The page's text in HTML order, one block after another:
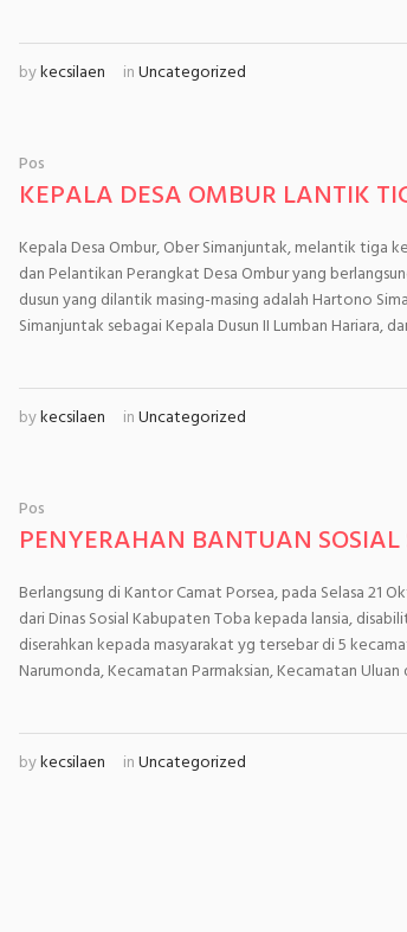
bykecsilaen inUncategorized
Pos
KEPALA DESA OMBUR LANTIK
Kepala Desa Ombur, Ober Simanjuntak, melantik tiga
dan Pelantikan Perangkat Desa Ombur yang
dusun yang dilantik masing-masing adalah Hartono
Simanjuntak sebagai Kepala Dusun II Lumban Hariara,
bykecsilaen inUncategorized
Pos
PENYERAHAN BANTUAN
Berlangsung di Kantor Camat Porsea, pada Selasa 21
dari Dinas Sosial Kabupaten Toba kepada lansia,
diserahkan kepada masyarakat yg tersebar di 5
Narumonda, Kecamatan Parmaksian, Kecamatan Uluan
bykecsilaen inUncategorized